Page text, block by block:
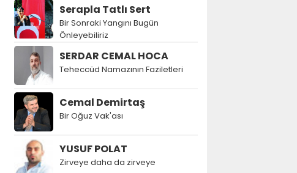
Serapla Tatlı Sert
Bir Sonraki Yangını Bugün
Önleyebiliriz
SERDAR CEMAL HOCA
Teheccüd Namazının Faziletleri
Cemal Demirtaş
Bir Oğuz Vak'ası
YUSUF POLAT
Zirveye daha da zirveye